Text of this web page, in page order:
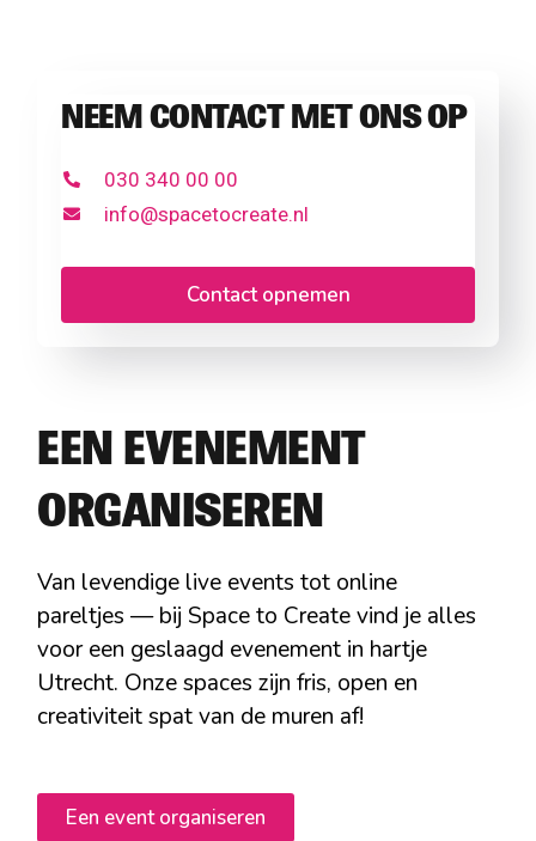
NEEM CONTACT MET ONS OP
030 340 00 00
info@spacetocreate.nl
Contact opnemen
EEN EVENEMENT
ORGANISEREN
Van levendige live events tot online
pareltjes — bij Space to Create vind je alles
voor een geslaagd evenement in hartje
Utrecht. Onze spaces zijn fris, open en
creativiteit spat van de muren af!
Een event organiseren